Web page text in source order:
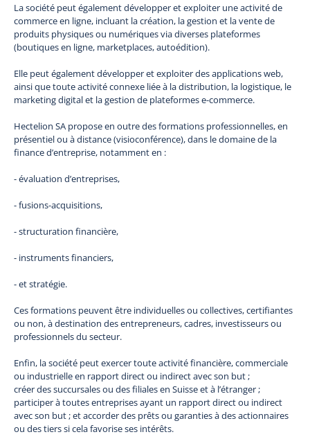
La société peut également développer et exploiter une activité de
commerce en ligne, incluant la création, la gestion et la vente de
produits physiques ou numériques via diverses plateformes
(boutiques en ligne, marketplaces, autoédition).
Elle peut également développer et exploiter des applications web,
ainsi que toute activité connexe liée à la distribution, la logistique, le
marketing digital et la gestion de plateformes e-commerce.
Hectelion SA propose en outre des formations professionnelles, en
présentiel ou à distance (visioconférence), dans le domaine de la
finance d’entreprise, notamment en :
- évaluation d’entreprises,
- fusions-acquisitions,
- structuration financière,
- instruments financiers,
- et stratégie.
Ces formations peuvent être individuelles ou collectives, certifiantes
ou non, à destination des entrepreneurs, cadres, investisseurs ou
professionnels du secteur.
Enfin, la société peut exercer toute activité financière, commerciale
ou industrielle en rapport direct ou indirect avec son but ;
créer des succursales ou des filiales en Suisse et à l’étranger ;
participer à toutes entreprises ayant un rapport direct ou indirect
avec son but ; et accorder des prêts ou garanties à des actionnaires
ou des tiers si cela favorise ses intérêts.